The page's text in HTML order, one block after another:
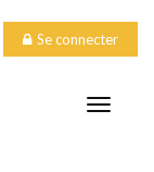
Se connecter